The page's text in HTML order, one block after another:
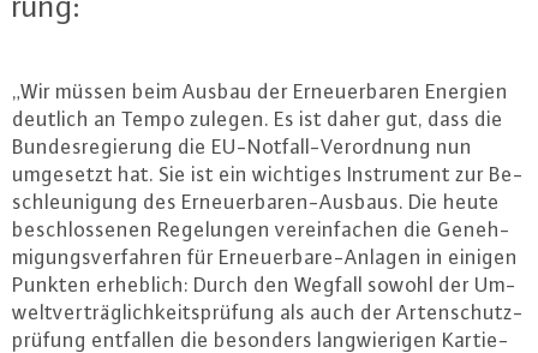
„Wir müssen beim Ausbau der Er­neu­er­ba­ren Energien
deutlich an Tempo zulegen. Es ist daher gut, dass die
Bun­des­re­gie­rung die EU-Not­fall-Ver­ord­nung nun
umgesetzt hat. Sie ist ein wichtiges In­stru­ment zur Be­
schleu­ni­gung des Er­neu­er­ba­ren-Aus­baus. Die heute
be­schlos­se­nen Re­ge­lun­gen ver­ein­fa­chen die Ge­neh­
mi­gungs­ver­fah­ren für Er­neu­er­ba­re-An­la­gen in einigen
Punkten erheblich: Durch den Wegfall sowohl der Um­
welt­ver­träg­lich­keits­prü­fung als auch der Ar­ten­schutz­
prü­fung entfallen die besonders lang­wie­ri­gen Kar­tie­